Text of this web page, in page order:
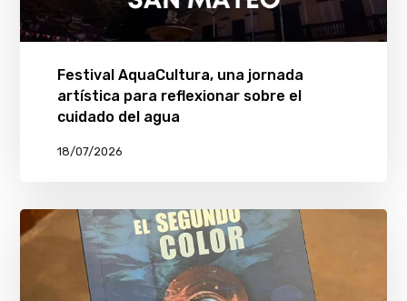
Festival AquaCultura, una jornada
artística para reflexionar sobre el
cuidado del agua
18/07/2026